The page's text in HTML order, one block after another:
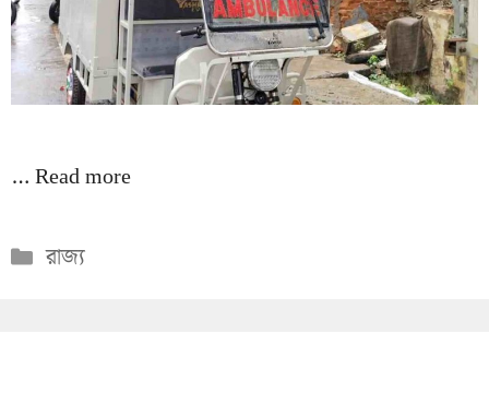
…Read more
Categories
রাজ্য